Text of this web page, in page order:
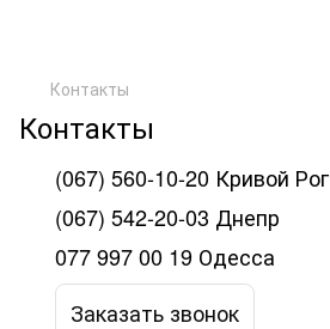
Контакты
Контакты
(067) 560-10-20 Кривой Рог
(067) 542-20-03 Днепр
077 997 00 19 Одесса
Заказать звонок